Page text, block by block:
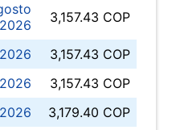
2026
3,157.43 COP
3,157.43 COP
3,157.43 COP
3,179.40 COP